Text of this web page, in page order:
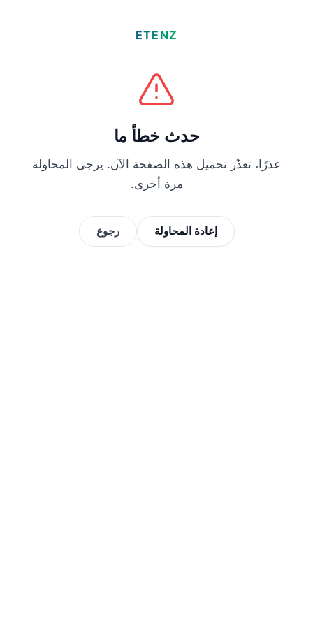
ETENZ
حدث خطأ ما
عذرًا، تعذّر تحميل هذه الصفحة الآن. يرجى المحاولة
مرة أخرى.
إعادة المحاولة رجوع